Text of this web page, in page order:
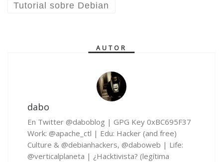
Tutorial sobre Debian
AUTOR
dabo
En Twitter @daboblog | GPG Key 0xBC695F37
Work: @apache_ctl | Edu: Hacker (and free)
Culture & @debianhackers, @daboweb | Life:
@verticalplaneta | ¿Hacktivista? (legítima